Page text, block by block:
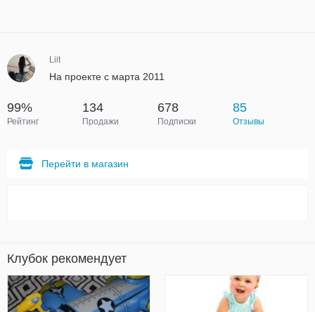
Liit
На проекте с марта 2011
99%
Рейтинг
134
Продажи
678
Подписки
85
Отзывы
Перейти в магазин
Клубок рекомендует